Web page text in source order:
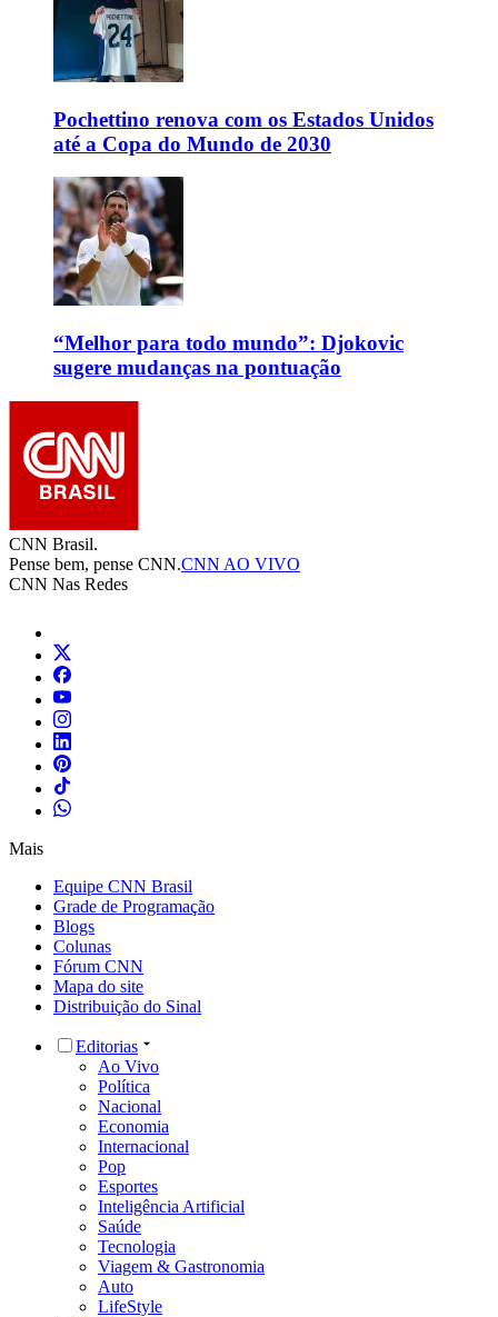
Pochettino renova com os Estados Unidos
até a Copa do Mundo de 2030
“Melhor para todo mundo”: Djokovic
sugere mudanças na pontuação
CNN Brasil.
Pense bem, pense CNN.CNN AO VIVO
CNN Nas Redes
Mais
Equipe CNN Brasil
Grade de Programação
Blogs
Colunas
Fórum CNN
Mapa do site
Distribuição do Sinal
Editorias
Ao Vivo
Política
Nacional
Economia
Internacional
Pop
Esportes
Inteligência Artificial
Saúde
Tecnologia
Viagem & Gastronomia
Auto
LifeStyle